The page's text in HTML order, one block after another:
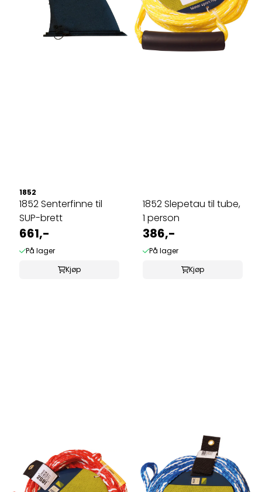
1852
1852 Senterfinne til
SUP-brett
661,-
På lager
Kjøp
1852 Slepetau til tube,
1 person
386,-
På lager
Kjøp